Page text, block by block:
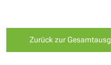
Zurück zur